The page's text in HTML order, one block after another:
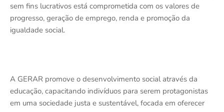
sem fins lucrativos está comprometida com os valores de
progresso, geração de emprego, renda e promoção da
igualdade social.
A GERAR promove o desenvolvimento social através da
educação, capacitando indivíduos para serem protagonistas
em uma sociedade justa e sustentável, focada em oferecer